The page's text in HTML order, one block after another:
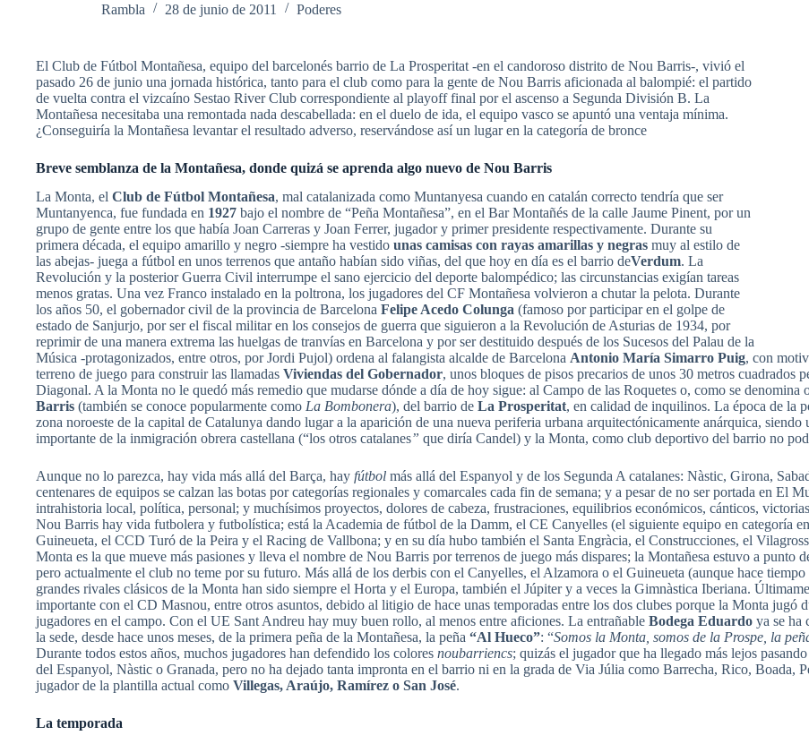
Rambla 28 de junio de 2011 Poderes
El Club de Fútbol Montañesa, equipo del barcelonés barrio de La Prosperitat -en el candoroso distrito de Nou Barris-, vivió el
pasado 26 de junio una jornada histórica, tanto para el club como para la gente de Nou Barris aficionada al balompié: el partido
de vuelta contra el vizcaíno Sestao River Club correspondiente al playoff final por el ascenso a Segunda División B. La
Montañesa necesitaba una remontada nada descabellada: en el duelo de ida, el equipo vasco se apuntó una ventaja mínima.
¿Conseguiría la Montañesa levantar el resultado adverso, reservándose así un lugar en la categoría de bronce
Breve semblanza de la Montañesa, donde quizá se aprenda algo nuevo de Nou Barris
La Monta, el Club de Fútbol Montañesa, mal catalanizada como Muntanyesa cuando en catalán correcto tendría que ser
Muntanyenca, fue fundada en 1927 bajo el nombre de “Peña Montañesa”, en el Bar Montañés de la calle Jaume Pinent, por un
grupo de gente entre los que había Joan Carreras y Joan Ferrer, jugador y primer presidente respectivamente. Durante su
primera década, el equipo amarillo y negro -siempre ha vestido unas camisas con rayas amarillas y negras muy al estilo de
las abejas- juega a fútbol en unos terrenos que antaño habían sido viñas, del que hoy en día es el barrio deVerdum. La
Revolución y la posterior Guerra Civil interrumpe el sano ejercicio del deporte balompédico; las circunstancias exigían tareas
menos gratas. Una vez Franco instalado en la poltrona, los jugadores del CF Montañesa volvieron a chutar la pelota. Durante
los años 50, el gobernador civil de la provincia de Barcelona Felipe Acedo Colunga (famoso por participar en el golpe de
estado de Sanjurjo, por ser el fiscal militar en los consejos de guerra que siguieron a la Revolución de Asturias de 1934, por
reprimir de una manera extrema las huelgas de tranvías en Barcelona y por ser destituido después de los Sucesos del Palau de la
Música -protagonizados, entre otros, por Jordi Pujol) ordena al falangista alcalde de Barcelona Antonio María Simarro Puig, con
terreno de juego para construir las llamadas Viviendas del Gobernador, unos bloques de pisos precarios de unos 30 metros cuadrados
Diagonal. A la Monta no le quedó más remedio que mudarse dónde a día de hoy sigue: al Campo de las Roquetes o, como se denomina
Barris (también se conoce popularmente como La Bombonera), del barrio de La Prosperitat, en calidad de inquilinos. La época de la
zona noroeste de la capital de Catalunya dando lugar a la aparición de una nueva periferia urbana arquitectónicamente anárquica, siendo
importante de la inmigración obrera castellana (“los otros catalanes” que diría Candel) y la Monta, como club deportivo del barrio no
Aunque no lo parezca, hay vida más allá del Barça, hay fútbol más allá del Espanyol y de los Segunda A catalanes: Nàstic, Girona,
centenares de equipos se calzan las botas por categorías regionales y comarcales cada fin de semana; y a pesar de no ser portada en El
intrahistoria local, política, personal; y muchísimos proyectos, dolores de cabeza, frustraciones, equilibrios económicos, cánticos,
Nou Barris hay vida futbolera y futbolística; está la Academia de fútbol de la Damm, el CE Canyelles (el siguiente equipo en categoría
Guineueta, el CCD Turó de la Peira y el Racing de Vallbona; y en su día hubo también el Santa Engràcia, el Construcciones, el
Monta es la que mueve más pasiones y lleva el nombre de Nou Barris por terrenos de juego más dispares; la Montañesa estuvo a punto
pero actualmente el club no teme por su futuro. Más allá de los derbis con el Canyelles, el Alzamora o el Guineueta (aunque hace
grandes rivales clásicos de la Monta han sido siempre el Horta y el Europa, también el Júpiter y a veces la Gimnàstica Iberiana.
importante con el CD Masnou, entre otros asuntos, debido al litigio de hace unas temporadas entre los dos clubes porque la Monta jugó
jugadores en el campo. Con el UE Sant Andreu hay muy buen rollo, al menos entre aficiones. La entrañable Bodega Eduardo ya se ha
la sede, desde hace unos meses, de la primera peña de la Montañesa, la peña “Al Hueco”: “Somos la Monta, somos de la Prospe, la
Durante todos estos años, muchos jugadores han defendido los colores noubarriencs; quizás el jugador que ha llegado más lejos
del Espanyol, Nàstic o Granada, pero no ha dejado tanta impronta en el barrio ni en la grada de Via Júlia como Barrecha, Rico, Boada,
jugador de la plantilla actual como Villegas, Araújo, Ramírez o San José.
La temporada